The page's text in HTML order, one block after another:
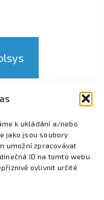
k ukládání a/nebo
jako jsou soubory
umožní zpracovávat
ID na tomto webu.
ovlivnit určité